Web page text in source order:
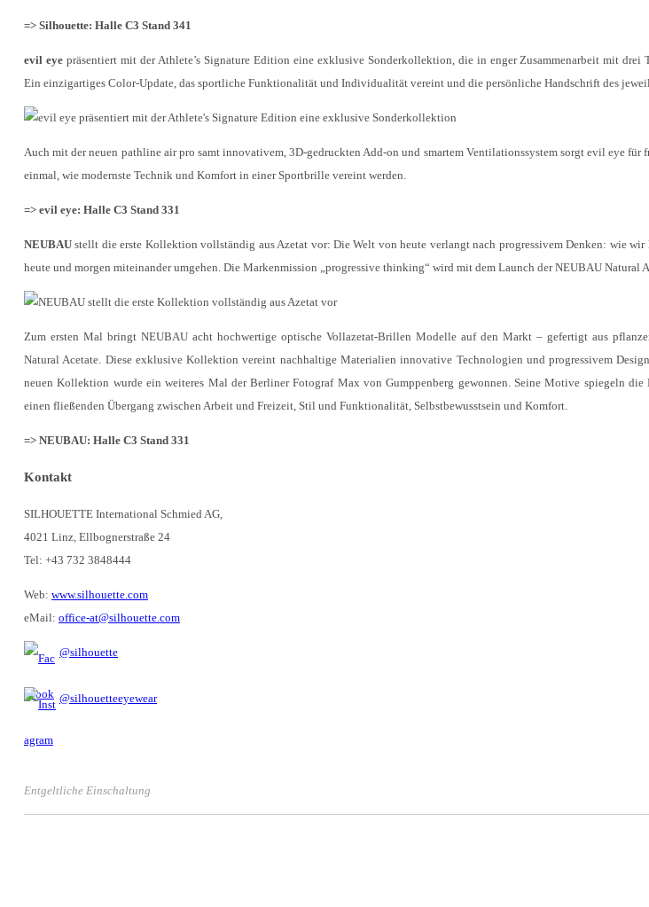
=> Silhouette: Halle C3 Stand 341
evil eyepräsentiert mit der Athlete’s Signature Edition eine exklusive Sonderkollektion, die in enger Zusammenarbeit mit drei
Ein einzigartiges Color-Update, das sportliche Funktionalität und Individualität vereint und die persönliche Handschrift des
Auch mit der neuen pathline air pro samt innovativem, 3D-gedruckten Add-on und smartem Ventilationssystem sorgt evil eye für
einmal, wie modernste Technik und Komfort in einer Sportbrille vereint werden.
=> evil eye: Halle C3 Stand 331
NEUBAU stellt die erste Kollektion vollständig aus Azetat vor: Die Welt von heute verlangt nach progressivem Denken: wie
heute und morgen miteinander umgehen. Die Markenmission „progressive thinking“ wird mit dem Launch der NEUBAU Natural
Zum ersten Mal bringt NEUBAU acht hochwertige optische Vollazetat-Brillen Modelle auf den Markt – gefertigt aus
Natural Acetate. Diese exklusive Kollektion vereint nachhaltige Materialien innovative Technologien und progressivem
neuen Kollektion wurde ein weiteres Mal der Berliner Fotograf Max von Gumppenberg gewonnen. Seine Motive spiegeln
einen fließenden Übergang zwischen Arbeit und Freizeit, Stil und Funktionalität, Selbstbewusstsein und Komfort.
=> NEUBAU: Halle C3 Stand 331
Kontakt
SILHOUETTE International Schmied AG,
4021 Linz, Ellbognerstraße 24
Tel: +43 732 3848444
Web: www.silhouette.com
eMail: office-at@silhouette.com
@silhouette
@silhouetteeyewear
Entgeltliche Einschaltung